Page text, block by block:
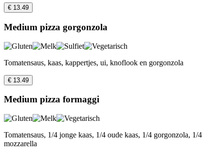
€ 13.49
Medium pizza gorgonzola
Tomatensaus, kaas, kappertjes, ui, knoflook en gorgonzola
€ 13.49
Medium pizza formaggi
Tomatensaus, 1/4 jonge kaas, 1/4 oude kaas, 1/4 gorgonzola, 1/4
mozzarella